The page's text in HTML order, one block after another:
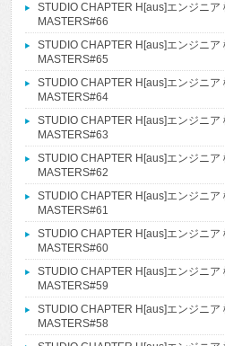
STUDIO CHAPTER H[aus]エンジニア
MASTERS#66
STUDIO CHAPTER H[aus]エンジニア
MASTERS#65
STUDIO CHAPTER H[aus]エンジニア
MASTERS#64
STUDIO CHAPTER H[aus]エンジニア
MASTERS#63
STUDIO CHAPTER H[aus]エンジニア
MASTERS#62
STUDIO CHAPTER H[aus]エンジニア
MASTERS#61
STUDIO CHAPTER H[aus]エンジニア
MASTERS#60
STUDIO CHAPTER H[aus]エンジニア
MASTERS#59
STUDIO CHAPTER H[aus]エンジニア
MASTERS#58